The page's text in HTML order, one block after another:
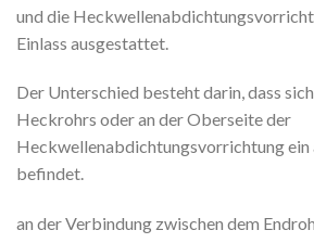
und die
Einlass ausgestattet.
Der Unterschied besteht darin, dass
Heckrohrs oder an der Oberseite der
Heckwellenabdichtungsvorrichtung ein
befindet.
an der Verbindung zwischen dem